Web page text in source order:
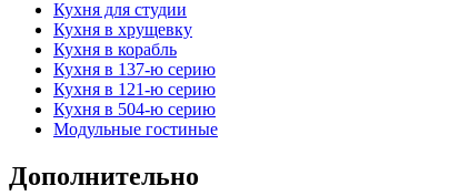
Кухня для студии
Кухня в хрущевку
Кухня в корабль
Кухня в 137-ю серию
Кухня в 121-ю серию
Кухня в 504-ю серию
Модульные гостиные
Дополнительно